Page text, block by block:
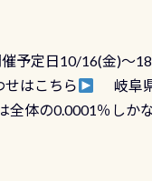
実際水につけて水検
、空気を送り込む
タンが潮噛みしてド
方はこれを機会に是
予定日10/16(金)～
はこちら
岐阜
全体の0.0001％しか